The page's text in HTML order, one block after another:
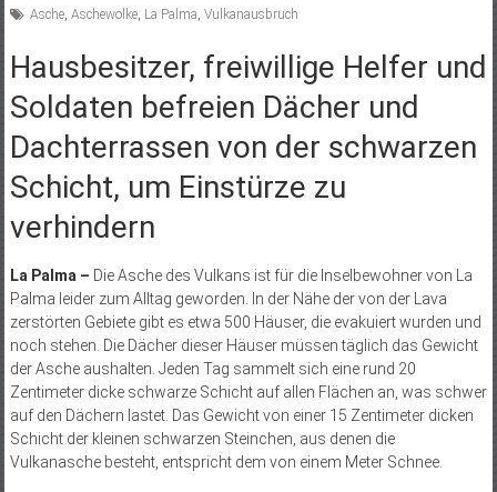
Asche, Aschewolke, La Palma Vulkanausbruch
Hausbesitzer, freiwillige Helfer und
Soldaten befreien Dächer und
Dachterrassen von der schwarzen
Schicht, um Einstürze zu
verhindern
La Palma – Die Asche des Vulkans ist für die Inselbewohner von La
Palma leider zum Alltag geworden. In der Nähe der von der Lava
zerstörten Gebiete gibt es etwa 500 Häuser, die evakuiert wurden und
noch stehen. Die Dächer dieser Häuser müssen täglich das Gewicht
der Asche aushalten. Jeden Tag sammelt sich eine rund 20
Zentimeter dicke schwarze Schicht auf allen Flächen an, was schwer
auf den Dächern lastet. Das Gewicht von einer 15 Zentimeter dicken
Schicht der kleinen schwarzen Steinchen, aus denen die
Vulkanasche besteht, entspricht dem von einem Meter Schnee.